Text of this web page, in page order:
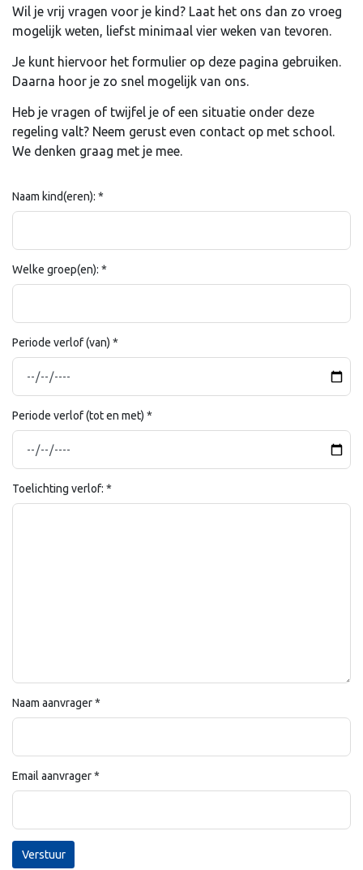
Wil je vrij vragen voor je kind? Laat het ons dan zo vroeg
mogelijk weten, liefst minimaal vier weken van tevoren.
Je kunt hiervoor het formulier op deze pagina gebruiken.
Daarna hoor je zo snel mogelijk van ons.
Heb je vragen of twijfel je of een situatie onder deze
regeling valt? Neem gerust even contact op met school.
We denken graag met je mee.
Naam kind(eren): *
Welke groep(en): *
Periode verlof (van) *
Periode verlof (tot en met) *
Toelichting verlof: *
Naam aanvrager*
Email aanvrager*
Verstuur